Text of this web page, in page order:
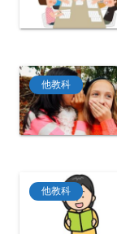
他教科
他教科